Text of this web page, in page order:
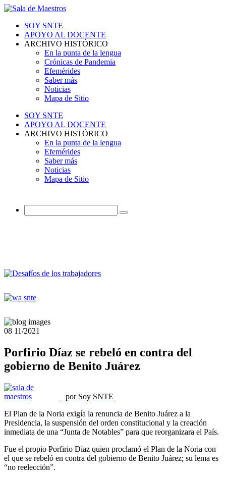
SOY SNTE
APOYO AL DOCENTE
ARCHIVO HISTÓRICO
En la punta de la lengua
Crónicas de Pandemia
Efemérides
Saber más
Noticias
Mapa de Sitio
SOY SNTE
APOYO AL DOCENTE
ARCHIVO HISTÓRICO
En la punta de la lengua
Efemérides
Saber más
Noticias
Mapa de Sitio
08 11/2021
Porfirio Díaz se rebeló en contra del
gobierno de Benito Juárez
por Soy SNTE
El Plan de la Noria exigía la renuncia de Benito Juárez a la
Presidencia, la suspensión del orden constitucional y la creación
inmediata de una “Junta de Notables” para que reorganizara el País.
Fue el propio Porfirio Díaz quien proclamó el Plan de la Noria con
el que se rebeló en contra del gobierno de Benito Juárez; su lema es
“no reelección”.